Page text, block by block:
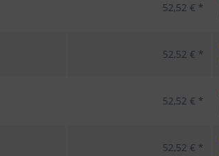
52,52 € *
52,52 € *
52,52 € *
52,52 € *